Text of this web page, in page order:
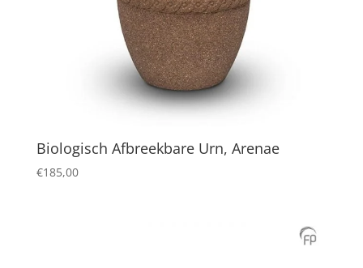
Biologisch Afbreekbare Urn, Arenae
€185,00